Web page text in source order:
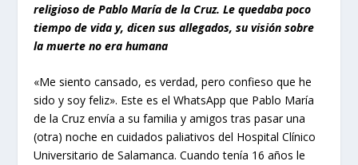
religioso de Pablo María de la Cruz. Le quedaba poco
tiempo de vida y, dicen sus allegados, su visión sobre
la muerte no era humana
«Me siento cansado, es verdad, pero confieso que he
sido y soy feliz». Este es el WhatsApp que Pablo María
de la Cruz envía a su familia y amigos tras pasar una
(otra) noche en cuidados paliativos del Hospital Clínico
Universitario de Salamanca. Cuando tenía 16 años le